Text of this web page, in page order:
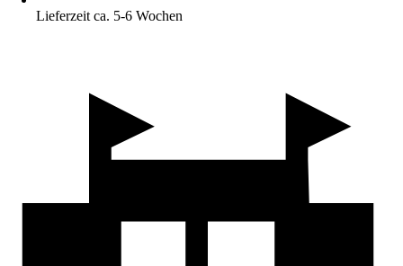
Lieferzeit ca. 5-6 Wochen